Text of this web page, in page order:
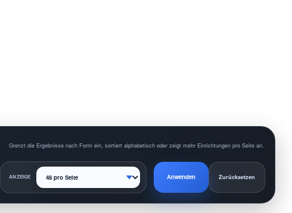
Grenzt die Ergebnisse nach Form ein, sortiert alphabetisch oder zeigt mehr Einrichtungen pro Seite an.
ANZEIGE Anwenden Zurücksetzen